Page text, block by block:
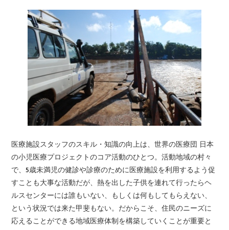
医療施設スタッフのスキル・知識の向上は、世界の医療団 日本
の小児医療プロジェクトのコア活動のひとつ。活動地域の村々
で、5歳未満児の健診や診療のために医療施設を利用するよう促
すことも大事な活動だが、熱を出した子供を連れて行ったらヘ
ルスセンターには誰もいない、もしくは何もしてもらえない、
という状況では来た甲斐もない。だからこそ、住民のニーズに
応えることができる地域医療体制を構築していくことが重要と